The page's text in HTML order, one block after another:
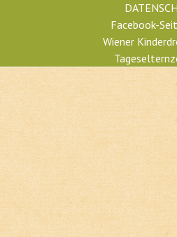
Facebook-
Wiener